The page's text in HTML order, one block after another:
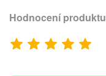
Hodnocení produktu